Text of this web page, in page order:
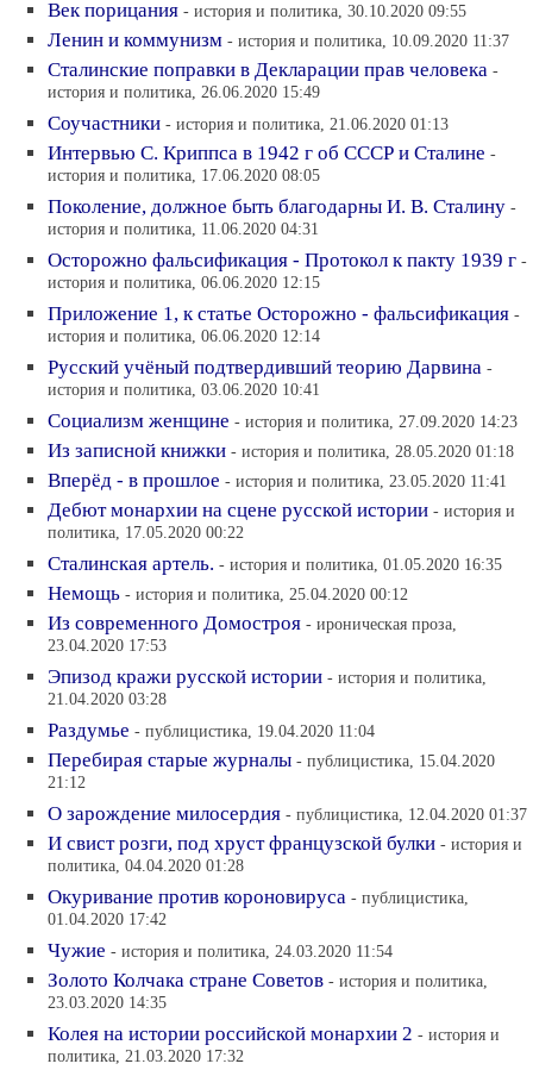
Век порицания - история и политика, 30.10.2020 09:55
Ленин и коммунизм - история и политика, 10.09.2020 11:37
Сталинские поправки в Декларации прав человека -
история и политика, 26.06.2020 15:49
Соучастники - история и политика, 21.06.2020 01:13
Интервью С. Криппса в 1942 г об СССР и Сталине -
история и политика, 17.06.2020 08:05
Поколение, должное быть благодарны И. В. Сталину -
история и политика, 11.06.2020 04:31
Осторожно фальсификация - Протокол к пакту 1939 г -
история и политика, 06.06.2020 12:15
Приложение 1, к статье Осторожно - фальсификация -
история и политика, 06.06.2020 12:14
Русский учёный подтвердивший теорию Дарвина -
история и политика, 03.06.2020 10:41
Социализм женщине - история и политика, 27.09.2020 14:23
Из записной книжки - история и политика, 28.05.2020 01:18
Вперёд - в прошлое - история и политика, 23.05.2020 11:41
Дебют монархии на сцене русской истории - история и
политика, 17.05.2020 00:22
Сталинская артель. - история и политика, 01.05.2020 16:35
Немощь - история и политика, 25.04.2020 00:12
Из современного Домостроя - ироническая проза,
23.04.2020 17:53
Эпизод кражи русской истории - история и политика,
21.04.2020 03:28
Раздумье - публицистика, 19.04.2020 11:04
Перебирая старые журналы - публицистика, 15.04.2020
21:12
О зарождение милосердия - публицистика, 12.04.2020 01:37
И свист розги, под хруст французской булки - история и
политика, 04.04.2020 01:28
Окуривание против короновируса - публицистика,
01.04.2020 17:42
Чужие - история и политика, 24.03.2020 11:54
Золото Колчака стране Советов - история и политика,
23.03.2020 14:35
Колея на истории российской монархии 2 - история и
политика, 21.03.2020 17:32